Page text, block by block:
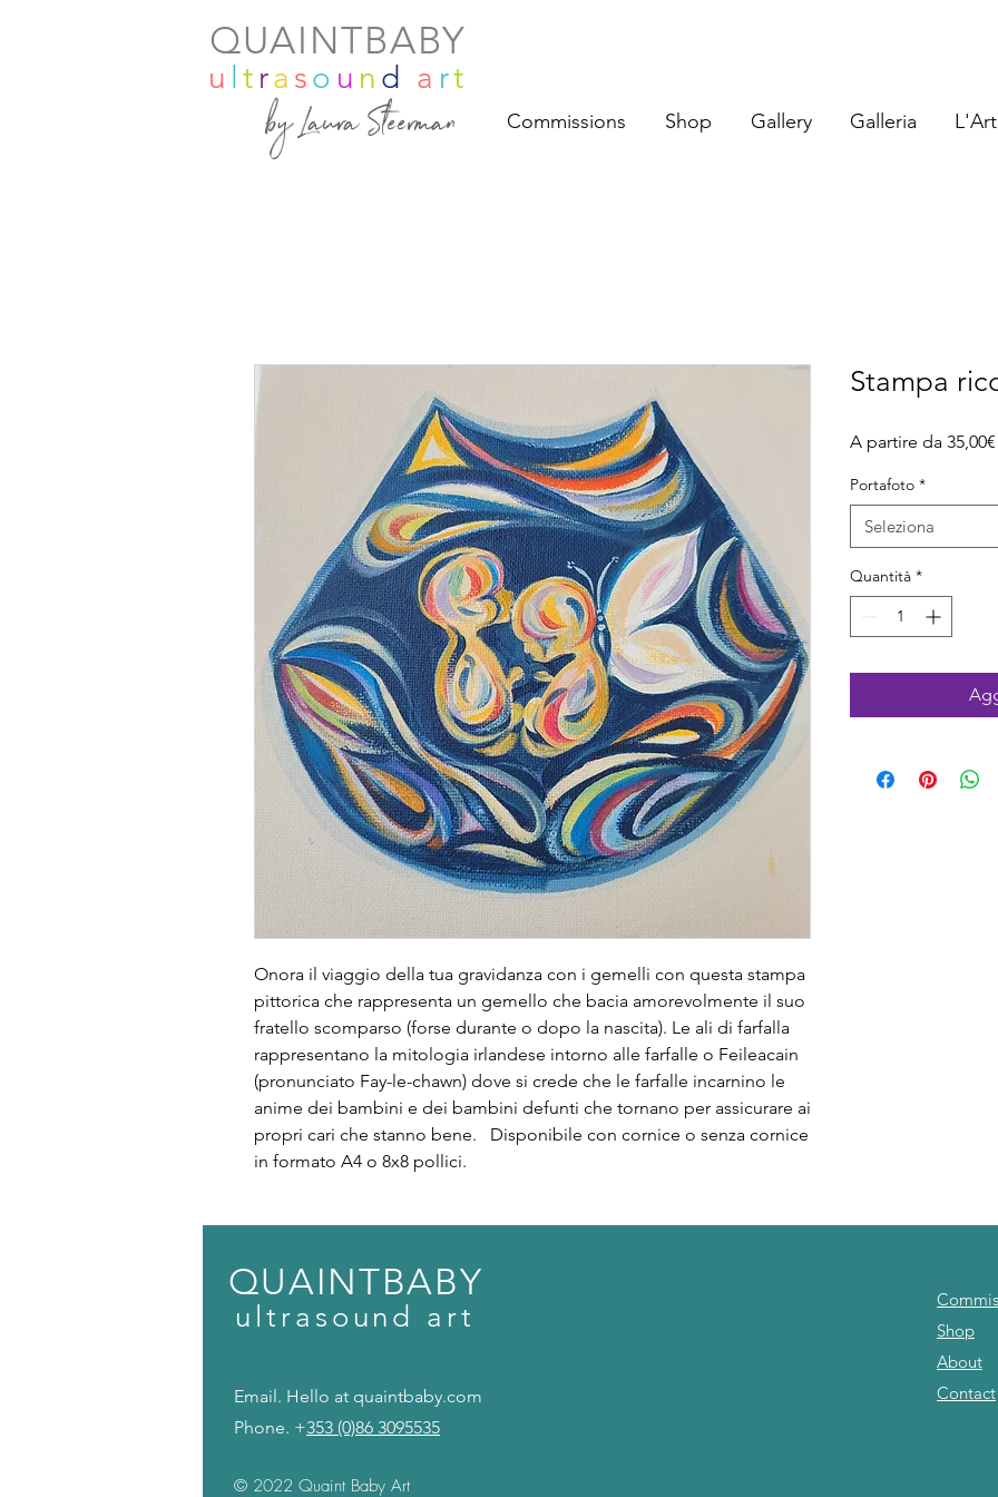
QUAINTBABY
u lt ra so u n d a rt
by Laura Steerman Commissions Shop Gallery Galleria
Onora il viaggio della tua gravidanza con i gemelli con questa stampa
pittorica che rappresenta un gemello che bacia amorevolmente il suo
fratello scomparso (forse durante o dopo la nascita). Le ali di farfalla
rappresentano la mitologia irlandese intorno alle farfalle o Feileacain
(pronunciato Fay-le-chawn) dove si crede che le farfalle incarnino le
anime dei bambini e dei bambini defunti che tornano per assicurare ai
propri cari che stanno bene. Disponibile con cornice o senza cornice
in formato A4 o 8x8 pollici.
Stampa
A partire da 35,00€
Portafoto *
Seleziona
Quantità *
QUAINTBABY
ult ra so und art
Email. Hello at quaintbaby.com
Phone. +353 (0)86 3095535
© 2022 Quaint Baby Art
Shop
About
Contact